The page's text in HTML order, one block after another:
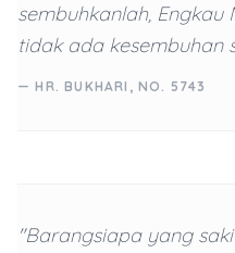
sembuhkanlah, Engkau
tidak ada kesembuhan
— HR. BUKHARI, NO. 5743
"Barangsiapa yang